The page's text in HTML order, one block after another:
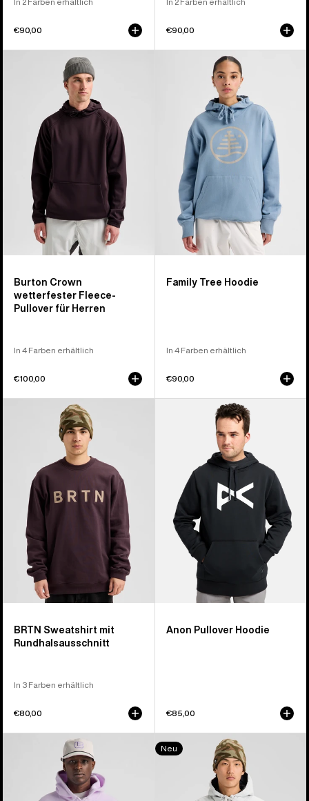
In 2 Farben erhältlich
€90,00
In 2 Farben erhältlich
€90,00
wetterfester
Pullover
Herren
Burton Crown
wetterfester Fleece-
Pullover für Herren
In 4 Farben erhältlich
€100,00
Family Tree Hoodie
In 4 Farben erhältlich
€90,00
Rundhalsausschnitt
BRTN Sweatshirt mit
Rundhalsausschnitt
In 3 Farben erhältlich
€80,00
Anon Pullover Hoodie
€85,00
Burton
Weather
Neu